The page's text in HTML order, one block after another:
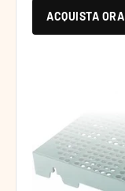
ACQUISTA ORA